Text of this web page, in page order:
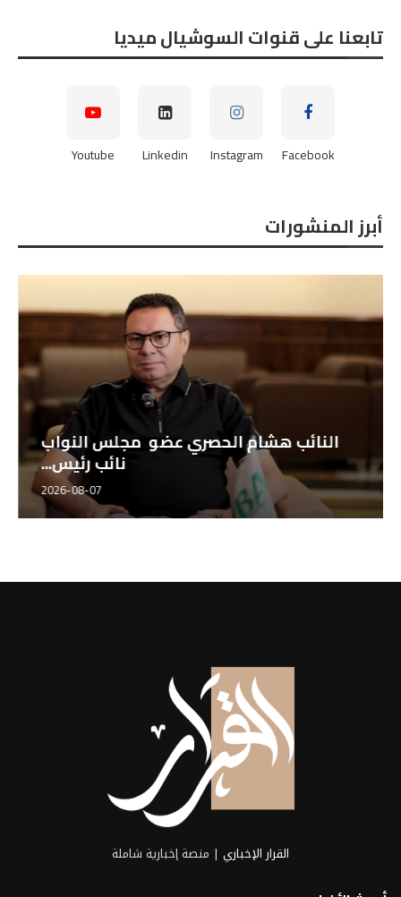
تابعنا على قنوات السوشيال ميديا
Facebook
Instagram
Linkedin
Youtube
أبرز المنشورات
النائب هشام الحصري عضو مجلس النواب
نائب رئيس...
2026-08-07
القرار الإخباري | منصة إخبارية شاملة